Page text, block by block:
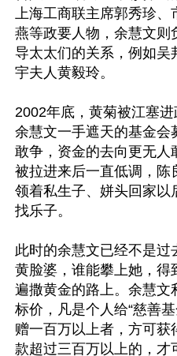
上海工商联主席郭秀珍、
燕等政要人物，余慧文则
导太太们的关系，例如吴
宇夫人黄毅玲。
2002年底，黄菊被江塞
余慧文一手遮天的基金会
敢争，资金的去向更无人
被拉进来后一直低调，陈
领着私生子、姘头回家以
找乐子。
此时的余慧文已经不是过
黄脸婆，谁能攀上她，得
遍撒黄金的路上。余慧文
标价，凡是个人给“慈善
赠一百万以上者，方可获
款超过三百万以上的，才